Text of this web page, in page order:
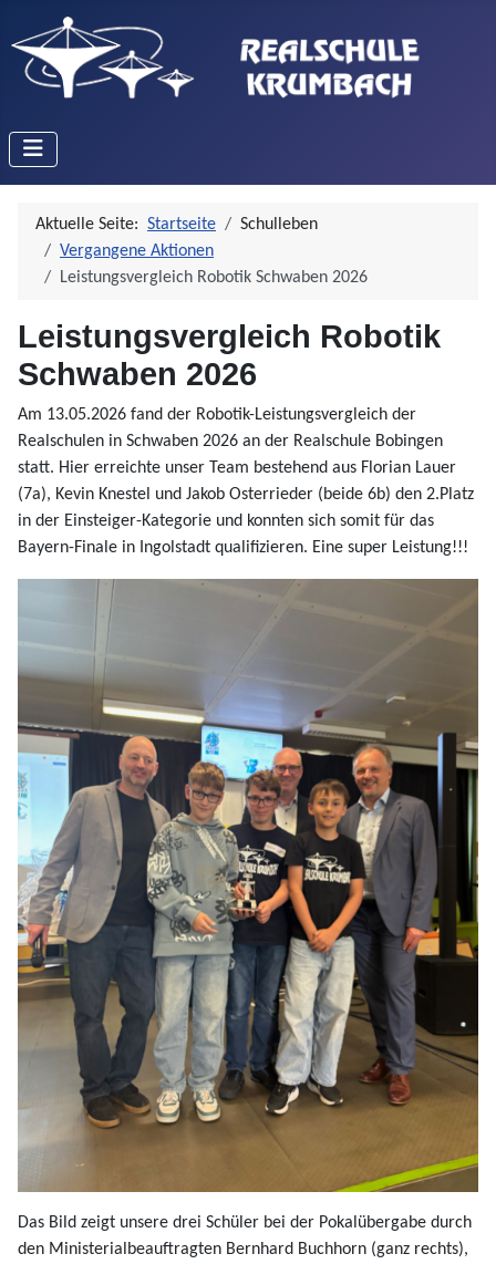
Aktuelle Seite: Startseite
Schulleben
Vergangene Aktionen
Leistungsvergleich Robotik Schwaben 2026
Leistungsvergleich Robotik
Schwaben 2026
Am 13.05.2026 fand der Robotik-Leistungsvergleich der
Realschulen in Schwaben 2026 an der Realschule Bobingen
statt. Hier erreichte unser Team bestehend aus Florian Lauer
(7a), Kevin Knestel und Jakob Osterrieder (beide 6b) den 2.Platz
in der Einsteiger-Kategorie und konnten sich somit für das
Bayern-Finale in Ingolstadt qualifizieren. Eine super Leistung!!!
Das Bild zeigt unsere drei Schüler bei der Pokalübergabe durch
den Ministerialbeauftragten Bernhard Buchhorn (ganz rechts),